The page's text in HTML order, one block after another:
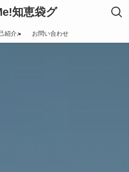
知恵袋グ
紹介♪ お問い合わせ